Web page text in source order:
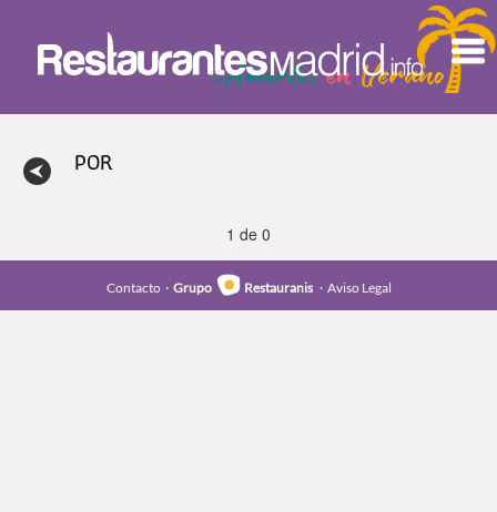
POR
1 de 0
Contacto· Grupo Restauranis · Aviso Legal